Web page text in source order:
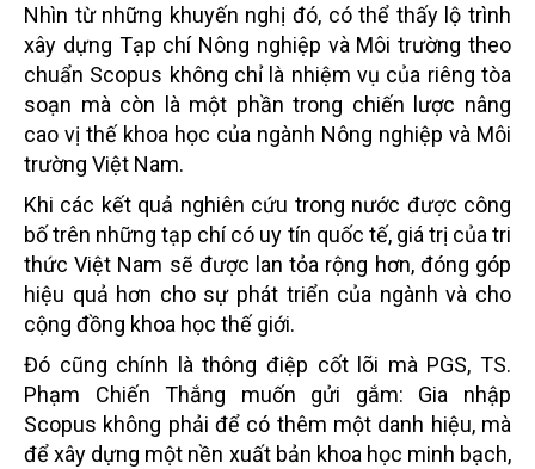
Nhìn từ những khuyến nghị đó, có thể thấy lộ trình
xây dựng Tạp chí Nông nghiệp và Môi trường theo
chuẩn Scopus không chỉ là nhiệm vụ của riêng tòa
soạn mà còn là một phần trong chiến lược nâng
cao vị thế khoa học của ngành Nông nghiệp và Môi
trường Việt Nam.
Khi các kết quả nghiên cứu trong nước được công
bố trên những tạp chí có uy tín quốc tế, giá trị của tri
thức Việt Nam sẽ được lan tỏa rộng hơn, đóng góp
hiệu quả hơn cho sự phát triển của ngành và cho
cộng đồng khoa học thế giới.
Đó cũng chính là thông điệp cốt lõi mà PGS, TS.
Phạm Chiến Thắng muốn gửi gắm: Gia nhập
Scopus không phải để có thêm một danh hiệu, mà
để xây dựng một nền xuất bản khoa học minh bạch,